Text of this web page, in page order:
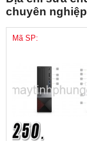
chuyên
Mã SP: